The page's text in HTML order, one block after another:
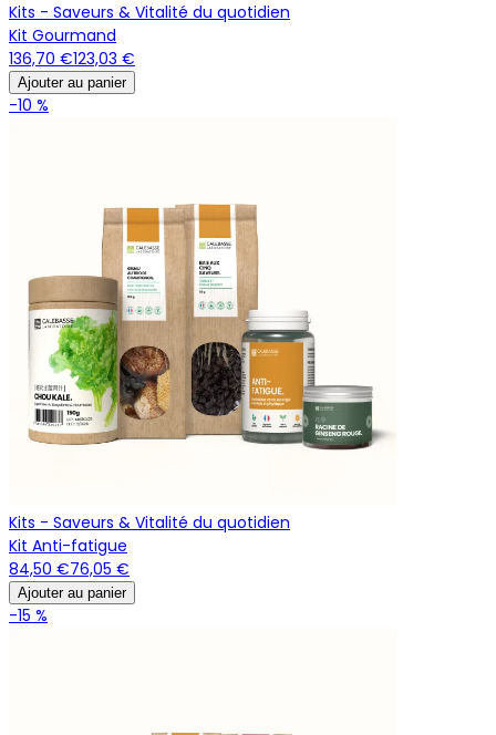
Kits - Saveurs & Vitalité du quotidien
Kit Gourmand
136,70 €123,03 €
Ajouter au panier
-10 %
Kits - Saveurs & Vitalité du quotidien
Kit Anti-fatigue
84,50 €76,05 €
Ajouter au panier
-15 %